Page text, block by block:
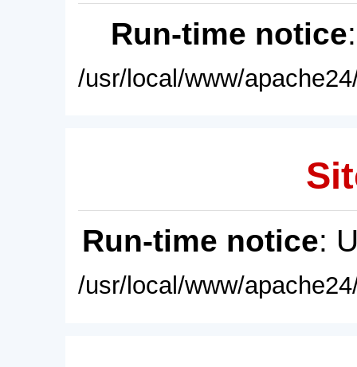
Run-time notice
/usr/local/www/
Run-time notice:
/usr/local/www/